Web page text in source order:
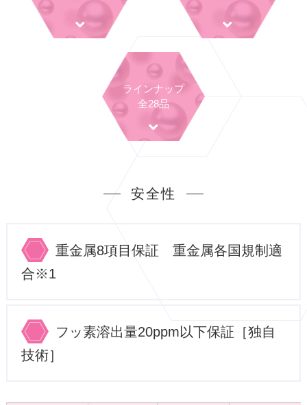
ラインナップ
全28品
安全性
重金属8項目保証 重金属各国規制適
合※1
フッ素溶出量20ppm以下保証［独自
技術］